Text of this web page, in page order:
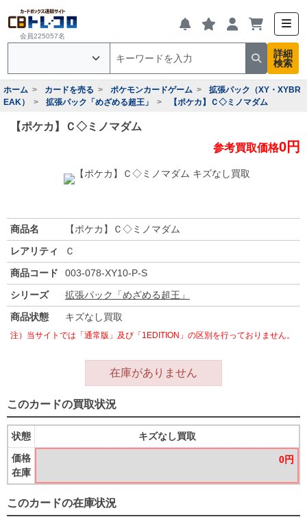
会員225057名
詳細
検索
ホーム カードを売る ポケモンカードゲーム
拡張パック（XY・XYBR
EAK）
拡張パック「めざめる超王」 【ポケカ】Ｃ◇ミノマダム
【ポケカ】Ｃ◇ミノマダム
参考買取価格0円
商品名
【ポケカ】Ｃ◇ミノマダム
レアリティ
Ｃ
商品コード
003-078-XY10-P-S
シリーズ
拡張パック「めざめる超王」
商品状態
キズなし買取
注）当サイトでは「通常版」及び「1EDITION」の区別を行っておりません。
在庫がありません
このカードの買取状況
状態
価格
在庫
キズなし買取
0円
このカードの在庫状況